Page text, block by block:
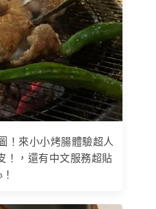
！來小小烤腸體驗超人
！，還有中文服務超貼